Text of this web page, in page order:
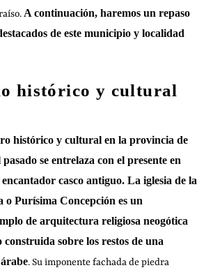
A continuación, haremos un repaso
de este municipio y localidad
histórico y cultural
histórico y cultural en la provincia de
se entrelaza con el presente en
casco antiguo. La iglesia de la
o Purísima Concepción es un
de arquitectura religiosa neogótica
construida sobre los restos de una
. Su imponente fachada de piedra